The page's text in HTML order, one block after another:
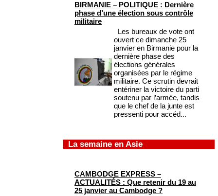
BIRMANIE – POLITIQUE : Dernière
phase d’une élection sous contrôle
militaire
Les bureaux de vote ont
ouvert ce dimanche 25
janvier en Birmanie pour la
dernière phase des
élections générales
organisées par le régime
militaire. Ce scrutin devrait
entériner la victoire du parti
soutenu par l’armée, tandis
que le chef de la junte est
pressenti pour accéd...
La semaine en Asie
CAMBODGE EXPRESS –
ACTUALITÉS : Que retenir du 19 au
25 janvier au Cambodge ?